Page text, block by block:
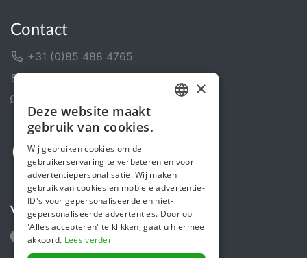
Contact
+31 (0)85 488 4765
Volg ons
ENGLISH
×
Deze website maakt
gebruik van cookies.
Wij gebruiken cookies om de
gebruikerservaring te verbeteren en voor
advertentiepersonalisatie. Wij maken
gebruik van cookies en mobiele advertentie-
ID's voor gepersonaliseerde en niet-
gepersonaliseerde advertenties. Door op
'Alles accepteren' te klikken, gaat u hiermee
akkoord. Lees verder